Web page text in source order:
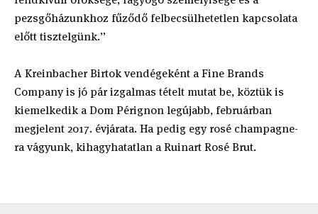
pezsgőházunkhoz fűződő felbecsülhetetlen kapcsolata
előtt tisztelgünk.”
A Kreinbacher Birtok vendégeként a Fine Brands
Company is jó pár izgalmas tételt mutat be, köztük is
kiemelkedik a Dom Pérignon legújabb, februárban
megjelent 2017. évjárata. Ha pedig egy rosé champagne-
ra vágyunk, kihagyhatatlan a Ruinart Rosé Brut.